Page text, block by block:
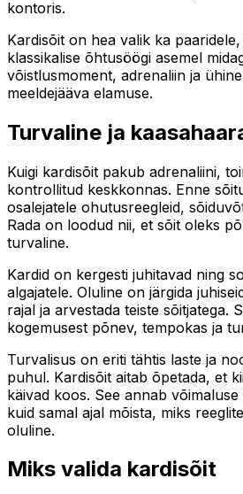
kontoris.
Kardisõit on hea valik ka
klassikalise õhtusöögi asemel
võistlusmoment, adrenaliin ja
meeldejääva elamuse.
Turvaline ja
Kuigi kardisõit pakub adrenaliini,
kontrollitud keskkonnas. Enne
osalejatele ohutusreegleid,
Rada on loodud nii, et sõit oleks
turvaline.
Kardid on kergesti juhitavad ning
algajatele. Oluline on järgida
rajal ja arvestada teiste sõitjatega.
kogemusest põnev, tempokas ja
Turvalisus on eriti tähtis laste ja
puhul. Kardisõit aitab õpetada, et
käivad koos. See annab
kuid samal ajal mõista, miks
oluline.
Miks valida kardisõit